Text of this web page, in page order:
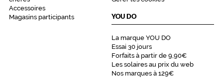
Accessoires
Magasins participants
YOU DO
La marque YOU DO
Essai 30 jours
Forfaits à partir de 9,90€
Les solaires au prix du web
Nos marques à 129€